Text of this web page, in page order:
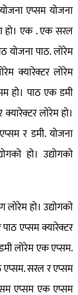
एप्सम योजना
हो। एक . एक सरल
योजना पाठ. लोरेम
क्यारेक्टर लोरेम
हो। पाठ एक डमी
लोरेम हो।
र डमी. योजना
हो। उद्योगको
लोरेम हो। उद्योगको
एप्सम क्यारेक्टर
लोरेम एक एप्सम.
एप्सम. सरल र एप्सम
एप्सम एक एप्सम